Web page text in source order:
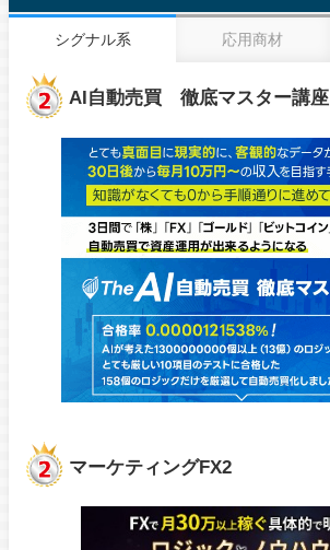
シグナル系 応用商材
AI自動売買 徹底マスター講座
マーケティングFX2